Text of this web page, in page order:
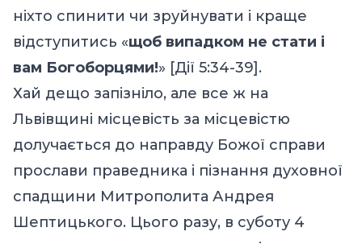
ніхто спинити чи зруйнувати і краще
відступитись «щоб випадком не стати і
вам Богоборцями!» [Дії 5:34-39].
Хай дещо запізніло, але все ж на
Львівщині місцевість за місцевістю
долучається до направду Божої справи
прослави праведника і пізнання духовної
спадщини Митрополита Андрея
Шептицького. Цього разу, в суботу 4